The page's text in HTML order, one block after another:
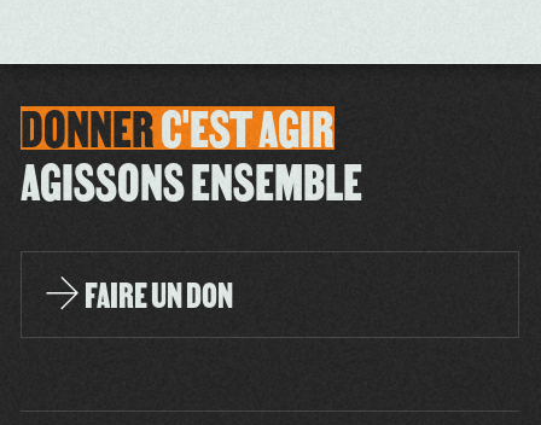
DONNERC'ESTAGIR
AGISSONS ENSEMBLE
FAIRE UN DON